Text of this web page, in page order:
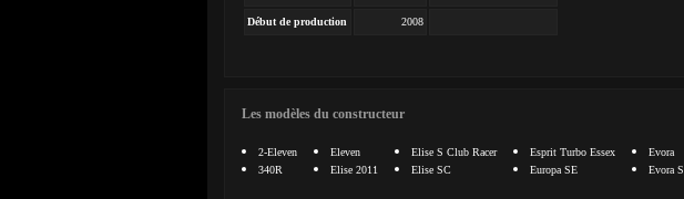
Début de production 2008
Les modèles du constructeur
2-Eleven
340R
Eleven
Elise 2011
Elise S Club Racer
Elise SC
Esprit Turbo Essex
Europa SE
Evora
Evora S